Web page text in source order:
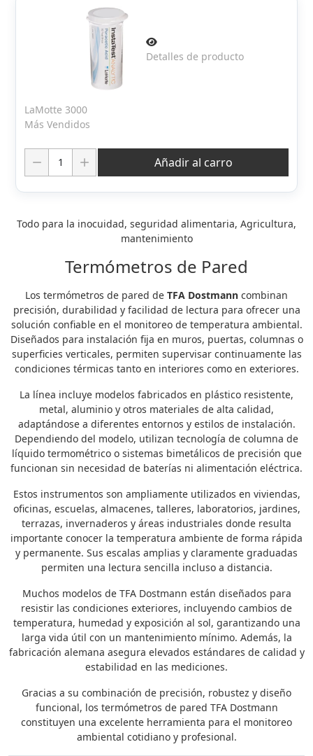
Detalles de producto
LaMotte 3000
Más Vendidos
Añadir al carro
Todo para la inocuidad, seguridad alimentaria, Agricultura,
mantenimiento
Termómetros de Pared
Los termómetros de pared de TFA Dostmann combinan
precisión, durabilidad y facilidad de lectura para ofrecer una
solución confiable en el monitoreo de temperatura ambiental.
Diseñados para instalación fija en muros, puertas, columnas o
superficies verticales, permiten supervisar continuamente las
condiciones térmicas tanto en interiores como en exteriores.
La línea incluye modelos fabricados en plástico resistente,
metal, aluminio y otros materiales de alta calidad,
adaptándose a diferentes entornos y estilos de instalación.
Dependiendo del modelo, utilizan tecnología de columna de
líquido termométrico o sistemas bimetálicos de precisión que
funcionan sin necesidad de baterías ni alimentación eléctrica.
Estos instrumentos son ampliamente utilizados en viviendas,
oficinas, escuelas, almacenes, talleres, laboratorios, jardines,
terrazas, invernaderos y áreas industriales donde resulta
importante conocer la temperatura ambiente de forma rápida
y permanente. Sus escalas amplias y claramente graduadas
permiten una lectura sencilla incluso a distancia.
Muchos modelos de TFA Dostmann están diseñados para
resistir las condiciones exteriores, incluyendo cambios de
temperatura, humedad y exposición al sol, garantizando una
larga vida útil con un mantenimiento mínimo. Además, la
fabricación alemana asegura elevados estándares de calidad y
estabilidad en las mediciones.
Gracias a su combinación de precisión, robustez y diseño
funcional, los termómetros de pared TFA Dostmann
constituyen una excelente herramienta para el monitoreo
ambiental cotidiano y profesional.